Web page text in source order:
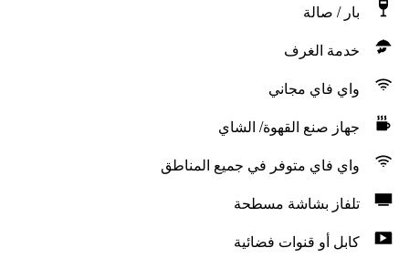
بار / صالة
خدمة الغرف
واي فاي مجاني
جهاز صنع القهوة/ الشاي
واي فاي متوفر في جميع المناطق
تلفاز بشاشة مسطحة
كابل أو قنوات فضائية